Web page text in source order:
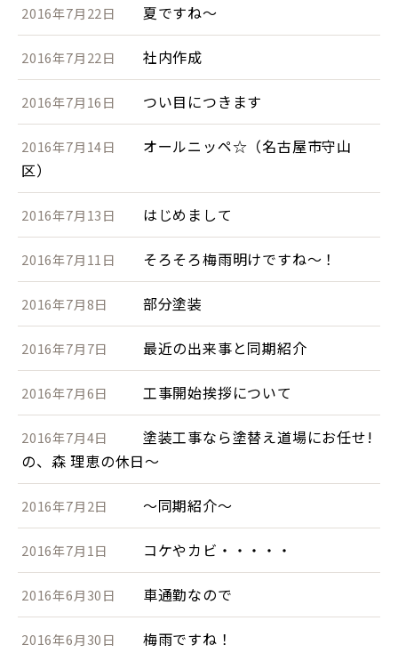
2016年7月22日 夏ですね～
2016年7月22日 社内作成
2016年7月16日 つい目につきます
2016年7月14日
オールニッペ☆（名古屋市守山
区）
2016年7月13日 はじめまして
2016年7月11日 そろそろ梅雨明けですね～！
2016年7月8日 部分塗装
2016年7月7日 最近の出来事と同期紹介
2016年7月6日 工事開始挨拶について
2016年7月4日
塗装工事なら塗替え道場にお任せ!
の、森 理恵の休日～
2016年7月2日 ～同期紹介～
2016年7月1日 コケやカビ・・・・・
2016年6月30日 車通勤なので
2016年6月30日 梅雨ですね！